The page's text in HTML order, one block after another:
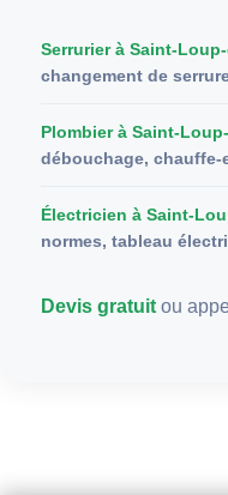
Serrurier à Saint-
changement de
Plombier à Saint-
débouchage, chauffe-
Électricien à Saint-
normes, tableau
Devis gratuit ou